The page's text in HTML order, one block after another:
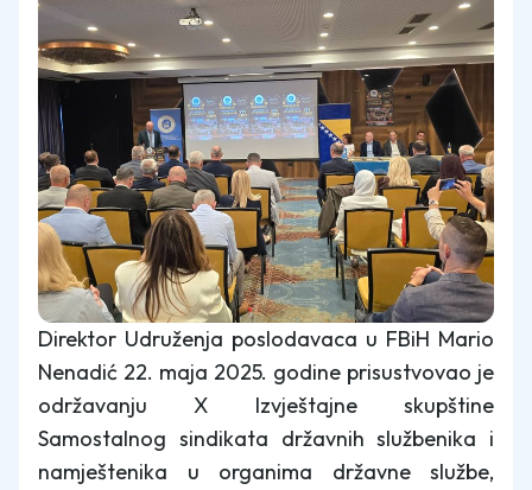
Direktor Udruženja poslodavaca u FBiH Mario
Nenadić 22. maja 2025. godine prisustvovao je
održavanju X Izvještajne skupštine
Samostalnog sindikata državnih službenika i
namještenika u organima državne službe,